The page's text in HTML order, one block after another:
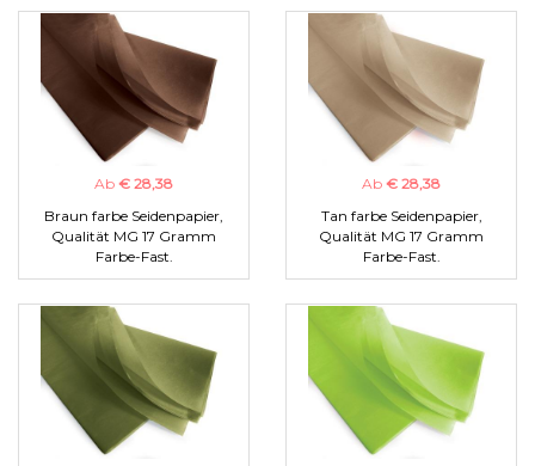
Ab € 28,38
Braun farbe Seidenpapier,
Qualität MG 17 Gramm
Farbe-Fast.
Ab € 28,38
Tan farbe Seidenpapier,
Qualität MG 17 Gramm
Farbe-Fast.